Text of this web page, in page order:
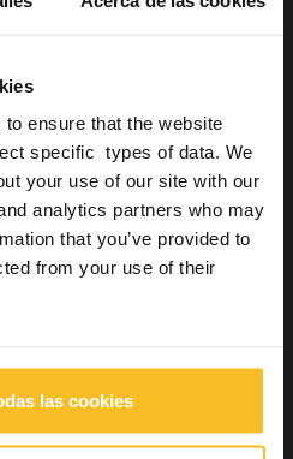
ensure that the website
specific types of data. We
your use of our site with our
analytics partners who may
that you’ve provided to
from your use of their
las cookies
protésicas originadas con
sujetas a una distorsión por la
que, en muchos casos, no
los tejidos idéntico al registrado
de las bases fresadas en
edéntulos móviles y crestas
individualizadobasado en los
de la rehabilitación